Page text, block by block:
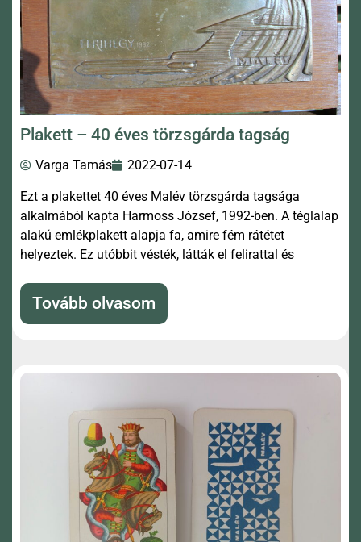
Plakett – 40 éves törzsgárda tagság
Varga Tamás 2022-07-14
Ezt a plakettet 40 éves Malév törzsgárda tagsága
alkalmából kapta Harmoss József, 1992-ben. A téglalap
alakú emlékplakett alapja fa, amire fém rátétet
helyeztek. Ez utóbbit vésték, látták el felirattal és
Tovább olvasom